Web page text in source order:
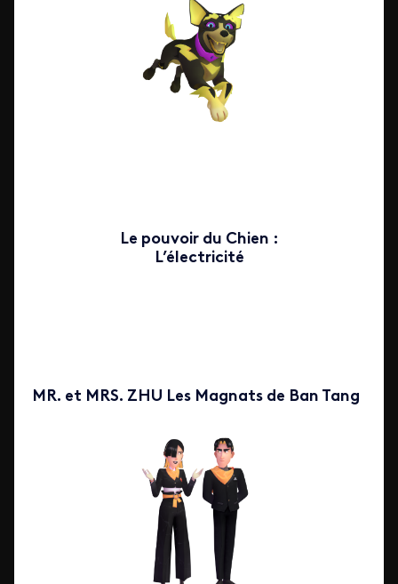
Le pouvoir du Chien :
L’électricité
MR. et MRS. ZHU Les Magnats de Ban Tang